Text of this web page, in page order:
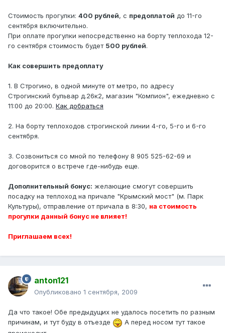
Стоимость прогулки: 400 рублей, с предоплатой до 11-го
сентября включительно.
При оплате прогулки непосредственно на борту теплохода 12-
го сентября стоимость будет 500 рублей.
Как совершить предоплату
1. В Строгино, в одной минуте от метро, по адресу
Строгинский бульвар д.26к2, магазин "Компион", ежедневно с
11:00 до 20:00. Как добраться
2. На борту теплоходов строгинской линии 4-го, 5-го и 6-го
сентября.
3. Созвониться со мной по телефону 8 905 525-62-69 и
договорится о встрече где-нибудь еще.
Дополнительный бонус: желающие смогут совершить
посадку на теплоход на причале "Крымский мост" (м. Парк
Культуры), отправление от причала в 8:30, на стоимость
прогулки данный бонус не влияет!
Приглашаем всех!
anton121
Опубликовано 1 сентября, 2009
Да что такое! Обе предыдущих не удалось посетить по разным
причинам, и тут буду в отъезде
А перед носом тут такое